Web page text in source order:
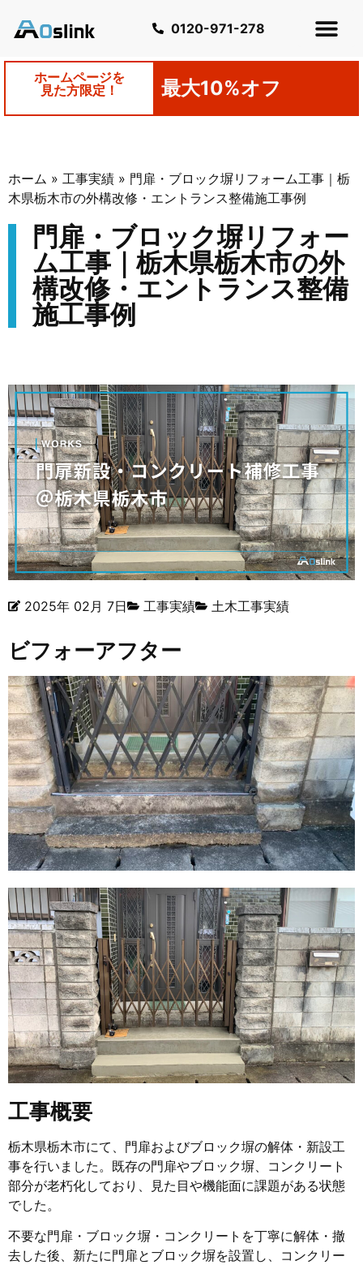
0120-971-278
ホームページを
見た方限定！
最大10%オフ
ホーム » 工事実績 » 門扉・ブロック塀リフォーム工事｜栃
木県栃木市の外構改修・エントランス整備施工事例
門扉・ブロック塀リフォー
ム工事｜栃木県栃木市の外
構改修・エントランス整備
施工事例
2025年 02月 7日 工事実績 土木工事実績
ビフォーアフター
工事概要
栃木県栃木市にて、門扉およびブロック塀の解体・新設工
事を行いました。既存の門扉やブロック塀、コンクリート
部分が老朽化しており、見た目や機能面に課題がある状態
でした。
不要な門扉・ブロック塀・コンクリートを丁寧に解体・撤
去した後、新たに門扉とブロック塀を設置し、コンクリー